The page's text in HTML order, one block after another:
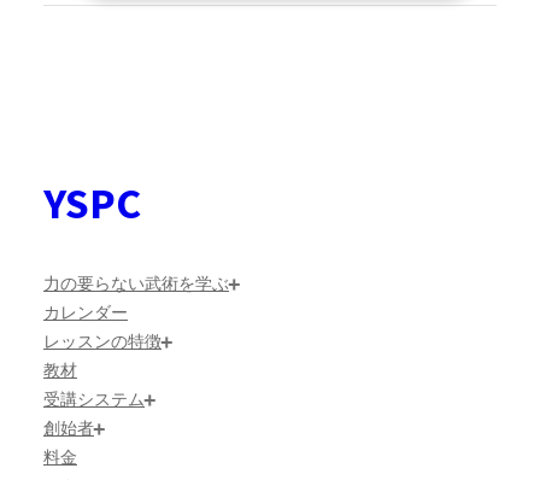
YSPC
力の要らない武術を学ぶ
カレンダー
レッスンの特徴
教材
受講システム
創始者
料金